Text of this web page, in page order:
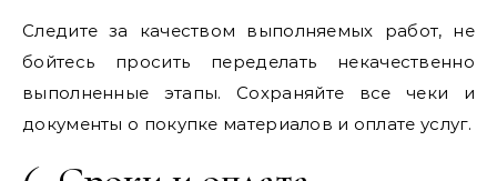
Следите за качеством выполняемых работ, не
бойтесь просить переделать некачественно
выполненные этапы. Сохраняйте все чеки и
документы о покупке материалов и оплате услуг.